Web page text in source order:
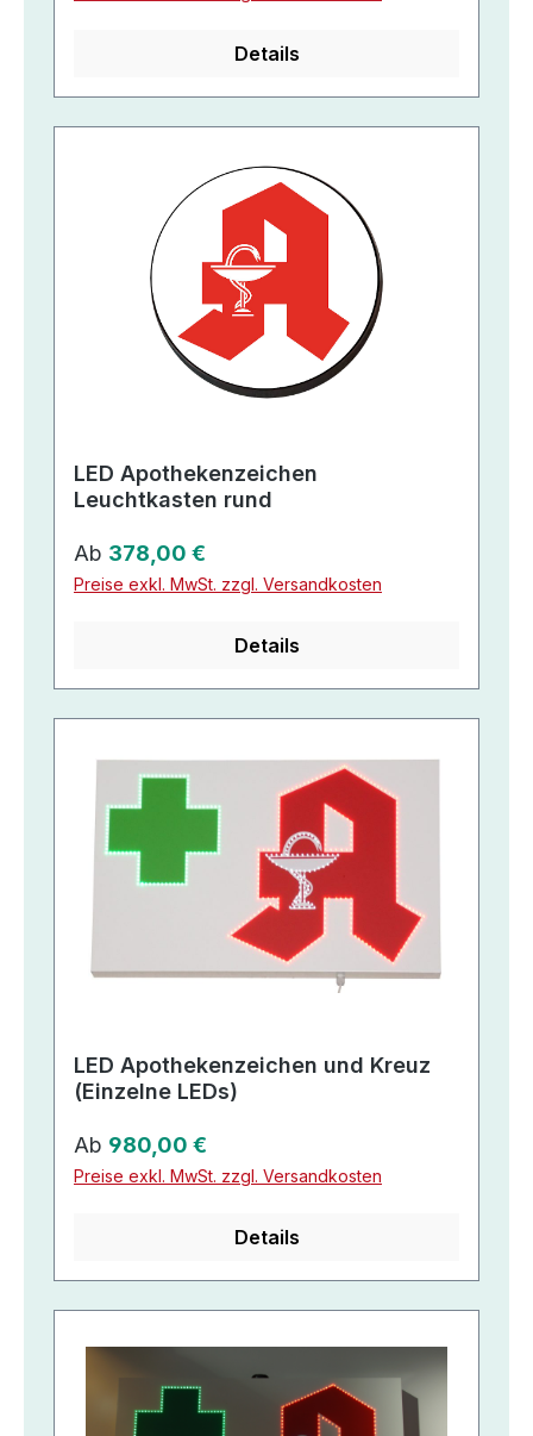
Details
LED Apothekenzeichen
Leuchtkasten rund
Regulärer Preis:
Ab 378,00 €
Preise exkl. MwSt. zzgl. Versandkosten
Details
LED Apothekenzeichen und Kreuz
(Einzelne LEDs)
Regulärer Preis:
Ab 980,00 €
Preise exkl. MwSt. zzgl. Versandkosten
Details